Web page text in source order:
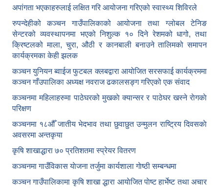
अपांगता भएकाहरुलाई लक्षित गरि आयोजना गरिएको स्वास्थ्य शिविरले
रुपन्देहीको कञ्चन गाउँपालिकाको आयोजना तथा ग्लोबल टेनिङ
सेन्टरको व्यवस्थापनमा भएको निशुल्क १० दिने रेशमको धागो, तथा
क्रिष्टलको माला, चुरा, औठी र कानबाली बनाउने तालिमको समापन
कार्यक्रमका केही झलक
कञ्चन युनियन ब्वाईज फुटबल क्लबद्वारा आयोजित सरसफाई कार्यक्रममा
कञ्चन गाँउपालिका अध्यक्ष नवराज ढकालसङ्ग गरिएको एक संवाद
कञ्‍चनमा महिलाहरुमा पाठेघरको मुखकाे क्यान्सर र पाठेघर खस्‍ने राेगकाे
परिक्षण
कञ्‍चनमा १८औँ जातीय भेदभाव तथा छुवाछुत उन्मुलन राष्ट्रिय दिवसकाे
अवसरमा अन्तकृया
कृषि शाखाद्धारा ७० प्रतिशतमा स्प्रेयर वितरण
कञ्‍चनमा गाउँविकास याेजना तर्जुमा कार्यशाला गाेष्ठी सम्बन्धमा
कञ्‍चन गाउँपालिकामा कृषि शाखा द्धारा आयाेजित पाेष्ट हार्भेष्ट तथा अचार